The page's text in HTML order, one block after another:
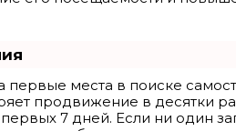
первые места в поиске
продвижение в десятки
7 дней. Если ни один